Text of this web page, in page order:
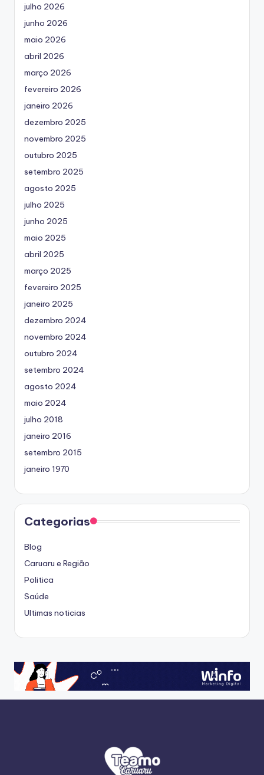
julho 2026
junho 2026
maio 2026
abril 2026
março 2026
fevereiro 2026
janeiro 2026
dezembro 2025
novembro 2025
outubro 2025
setembro 2025
agosto 2025
julho 2025
junho 2025
maio 2025
abril 2025
março 2025
fevereiro 2025
janeiro 2025
dezembro 2024
novembro 2024
outubro 2024
setembro 2024
agosto 2024
maio 2024
julho 2018
janeiro 2016
setembro 2015
janeiro 1970
Categorias
Blog
Caruaru e Região
Politica
Saúde
Ultimas noticias